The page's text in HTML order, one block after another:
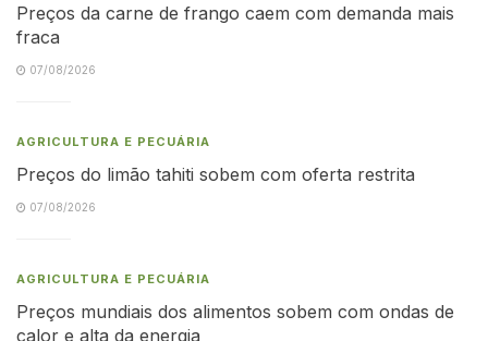
Preços da carne de frango caem com demanda mais
fraca
07/08/2026
AGRICULTURA E PECUÁRIA
Preços do limão tahiti sobem com oferta restrita
07/08/2026
AGRICULTURA E PECUÁRIA
Preços mundiais dos alimentos sobem com ondas de
calor e alta da energia